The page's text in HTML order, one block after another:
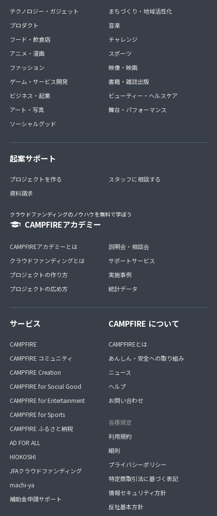
テクノロジー・ガジェット
プロダクト
フード・飲食店
アニメ・漫画
ファッション
ゲーム・サービス開発
ビジネス・起業
アート・写真
ソーシャルグッド
まちづくり・地域活性化
音楽
チャレンジ
スポーツ
映像・映画
書籍・雑誌出版
ビューティー・ヘルスケア
舞台・パフォーマンス
起案サポート
プロジェクトを作る
資料請求
スタッフに相談する
クラウドファンディングのノウハウを無料で学ぼう
CAMPFIREアカデミー
CAMPFIREアカデミーとは
クラウドファンディングとは
プロジェクトの作り方
プロジェクトの広め方
説明会・相談会
サポートサービス
実施事例
統計データ
サービス
CAMPFIRE
CAMPFIRE コミュニティ
CAMPFIRE Creation
CAMPFIRE for Social Good
CAMPFIRE for Entertainment
CAMPFIRE for Sports
CAMPFIRE ふるさと納税
AD FOR ALL
HIOKOSHI
JFAクラウドファンディング
machi-ya
補助金申請サポート
CAMPFIRE について
CAMPFIREとは
あんしん・安全への取り組み
ニュース
ヘルプ
お問い合わせ
各種規定
利用規約
細則
プライバシーポリシー
特定商取引法に基づく表記
情報セキュリティ方針
反社基本方針